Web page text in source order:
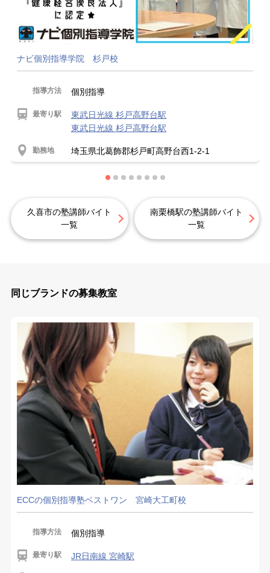
ナビ個別指導学院 杉戸校
指導方法 個別指導
最寄り駅
東武日光線 杉戸高野台駅
東武日光線 杉戸高野台駅
勤務地 埼玉県北葛飾郡杉戸町高野台西1-2-1
久喜市の塾講師バイト
一覧
南栗橋駅の塾講師バイト
一覧
同じブランドの募集教室
ECCの個別指導塾ベストワン 宮崎大工町校
指導方法 個別指導
最寄り駅 JR日南線 宮崎駅